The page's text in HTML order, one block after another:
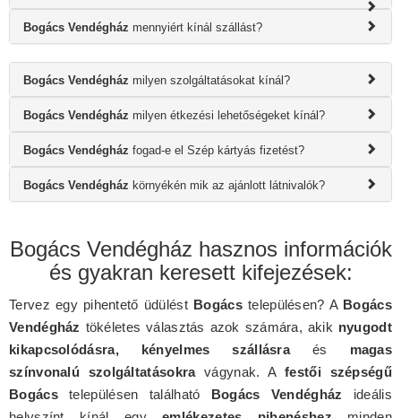
Bogács Vendégház mennyiért kínál szállást?
Bogács Vendégház milyen szolgáltatásokat kínál?
Bogács Vendégház milyen étkezési lehetőségeket kínál?
Bogács Vendégház fogad-e el Szép kártyás fizetést?
Bogács Vendégház környékén mik az ajánlott látnivalók?
Bogács Vendégház hasznos információk
és gyakran keresett kifejezések:
Tervez egy pihentető üdülést Bogácstelepülésen? A Bogács
Vendégház tökéletes választás azok számára, akik nyugodt
kikapcsolódásra, kényelmes szállásraés magas
színvonalú szolgáltatásokravágynak. Afestői szépségű
Bogácstelepülésen található Bogács Vendégház ideális